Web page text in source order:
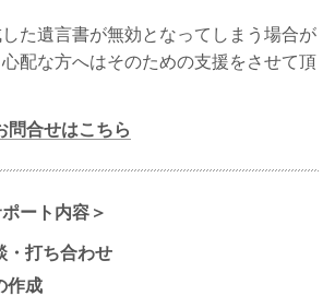
た遺言書が無効となってしまう場合が
配な方へはそのための支援をさせて頂
合せはこちら
ート内容＞
・打ち合わせ
作成